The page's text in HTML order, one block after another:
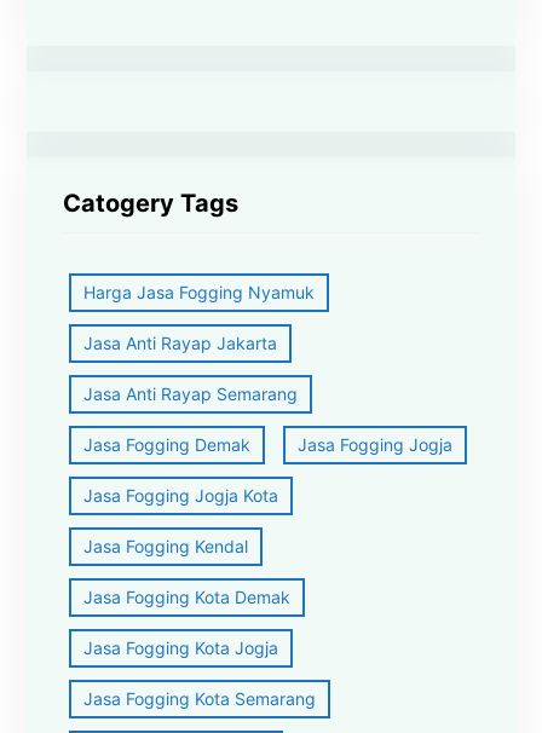
Catogery Tags
Harga Jasa Fogging Nyamuk
Jasa Anti Rayap Jakarta
Jasa Anti Rayap Semarang
Jasa Fogging Demak Jasa Fogging Jogja
Jasa Fogging Jogja Kota
Jasa Fogging Kendal
Jasa Fogging Kota Demak
Jasa Fogging Kota Jogja
Jasa Fogging Kota Semarang